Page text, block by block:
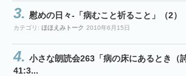
慰めの日々-「病むこと祈ること」（2）
カテゴリ: ほほえみトーク 2010年6月15日
小さな朗読会263「病の床にあるとき（
41:3...